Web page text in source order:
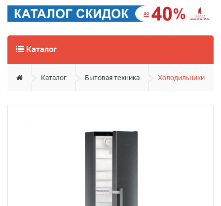
Каталог
Каталог Бытовая техника Холодильники